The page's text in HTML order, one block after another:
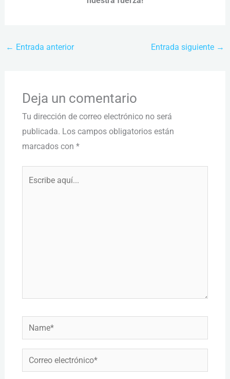
← Entrada anterior Entrada siguiente →
Deja un comentario
Tu dirección de correo electrónico no será
publicada. Los campos obligatorios están
marcados con *
Name*
Correo
electrónico*